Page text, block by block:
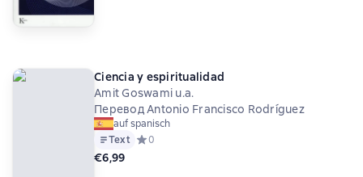
Ciencia y espiritualidad
Amit Goswami u.a.
Перевод Antonio Francisco Rodríguez
auf spanisch
Text Средний рейтинг 0 на основе 0 оценок
0
€6,99